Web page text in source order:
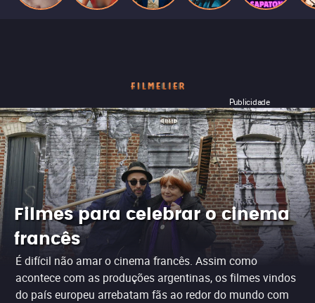
Publicidade
Filmes para celebrar o cinema
francês
É difícil não amar o cinema francês. Assim como
acontece com as produções argentinas, os filmes vindos
do país europeu arrebatam fãs ao redor do mundo com